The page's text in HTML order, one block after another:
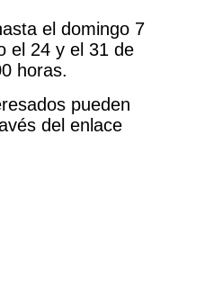
el domingo 7
el 24 y el 31 de
horas.
pueden
del enlace